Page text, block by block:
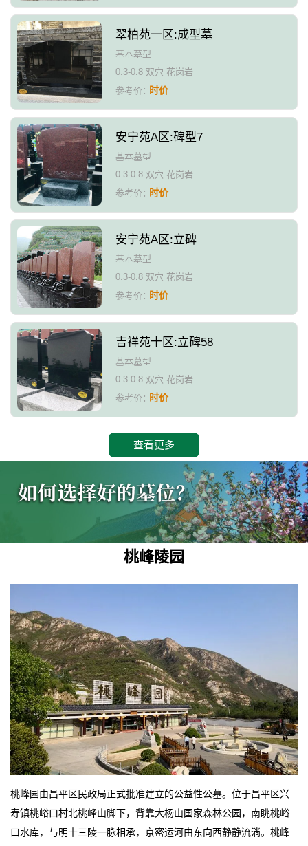
翠柏苑一区:成型墓
基本墓型
0.3-0.8 双穴 花岗岩
参考价：时价
安宁苑A区:碑型7
基本墓型
0.3-0.8 双穴 花岗岩
参考价：时价
安宁苑A区:立碑
基本墓型
0.3-0.8 双穴 花岗岩
参考价：时价
吉祥苑十区:立碑58
基本墓型
0.3-0.8 双穴 花岗岩
参考价：时价
查看更多
桃峰陵园
桃峰园由昌平区民政局正式批准建立的公益性公墓。位于昌平区兴
寿镇桃峪口村北桃峰山脚下，背靠大杨山国家森林公园，南眺桃峪
口水库，与明十三陵一脉相承，京密运河由东向西静静流淌。桃峰